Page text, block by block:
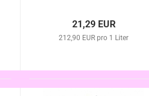
21,29 EUR
212,90 EUR pro 1 Liter